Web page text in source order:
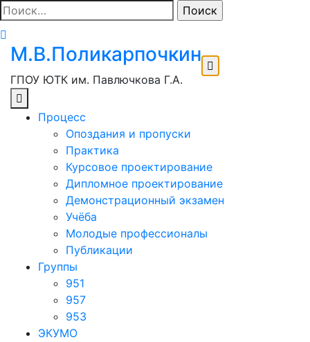
Перейти
к
содержимому
Найти:
М.В.Поликарпочкин
ГПОУ ЮТК им. Павлючкова Г.А.
Процесс
Опоздания и пропуски
Практика
Курсовое проектирование
Дипломное проектирование
Демонстрационный экзамен
Учёба
Молодые профессионалы
Публикации
Группы
951
957
953
ЭКУМО